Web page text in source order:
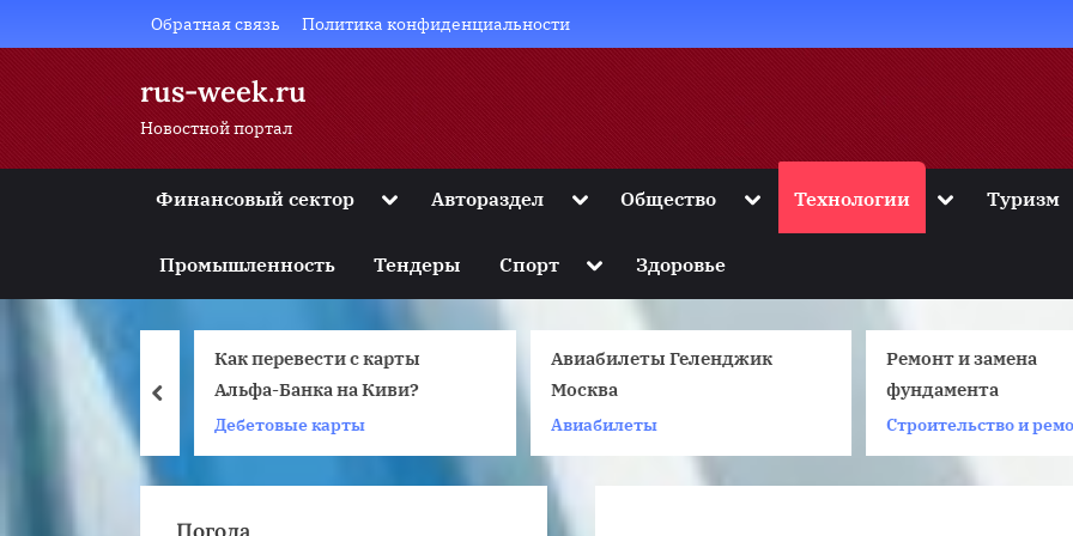
to
Обратная связь Политика конфиденциальности
rus-week.ru
Новостной портал
Финансовый сектор Toggle
menu
Toggle
menu
sub-
Автораздел ToggleОбщество Toggle
menu
Технологии ToggleТуризм
Промышленность Тендеры Спорт Toggle
menu
Здоровье
Как перевести с карты
Альфа-Банка на Киви?
Дебетовые карты
Авиабилеты Геленджик
Москва
Авиабилеты
Ремонт и замена
фундамента
Строительство и ремонт
prev